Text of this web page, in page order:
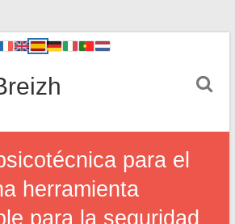
para el
herramienta
para la seguridad